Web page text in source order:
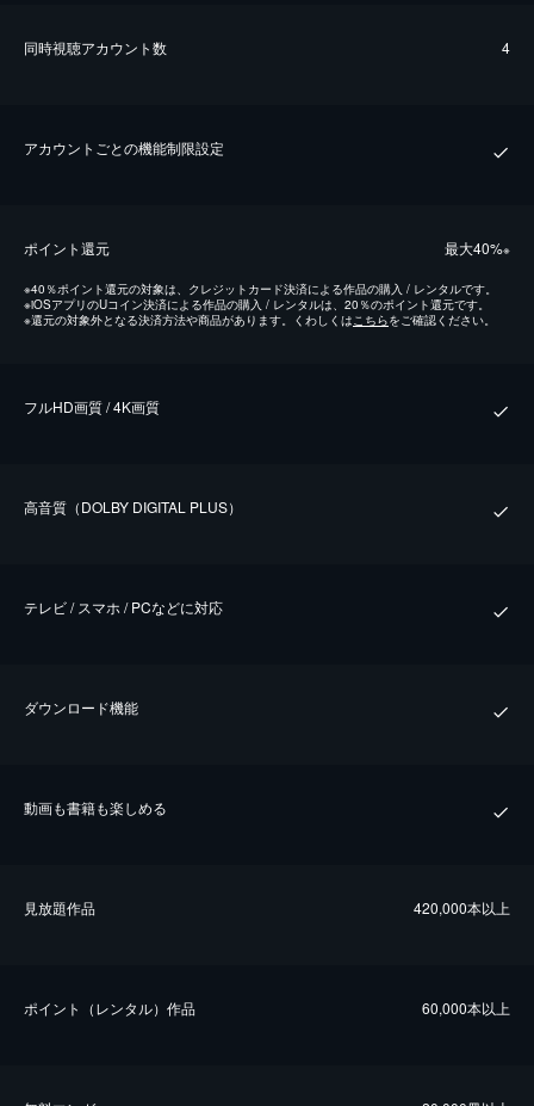
同時視聴アカウント数 4
アカウントごとの機能制限設定
ポイント還元 最⼤40%※
※40％ポイント還元の対象は、クレジットカード決済による作品の購入 / レンタルです。
※iOSアプリのUコイン決済による作品の購入 / レンタルは、20％のポイント還元です。
※還元の対象外となる決済方法や商品があります。くわしくは こちらをご確認ください。
フルHD画質 / 4K画質
⾼⾳質（DOLBY DIGITAL PLUS）
テレビ / スマホ / PCなどに対応
ダウンロード機能
動画も書籍も楽しめる
⾒放題作品 420,000本以上
ポイント（レンタル）作品 60,000本以上